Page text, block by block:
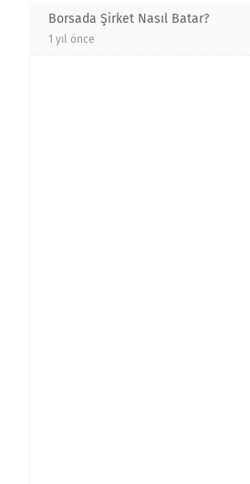
Borsada Şirket Nasıl Batar?
1 yıl önce